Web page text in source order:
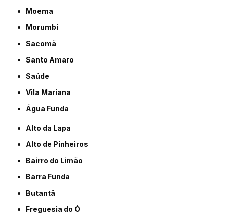
Moema
Morumbi
Sacomã
Santo Amaro
Saúde
Vila Mariana
Água Funda
Alto da Lapa
Alto de Pinheiros
Bairro do Limão
Barra Funda
Butantã
Freguesia do Ó